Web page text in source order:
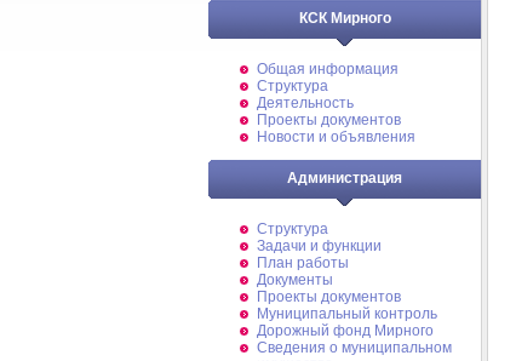
КСК Мирного
Общая информация
Структура
Деятельность
Проекты документов
Новости и объявления
Администрация
Структура
Задачи и функции
План работы
Документы
Проекты документов
Муниципальный контроль
Дорожный фонд Мирного
Cведения о муниципальном